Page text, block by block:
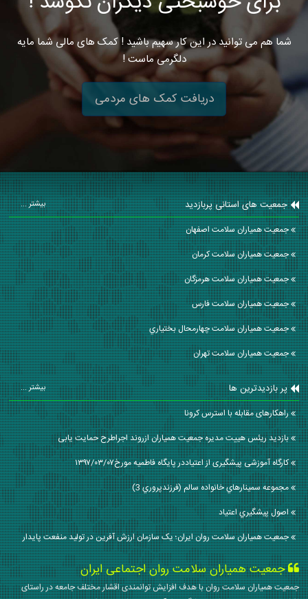
شما هم می توانید در این کار سهیم باشید ! کمک های مالی شما مایه
دلگرمی ماست !
دریافت کمک های مردمی
جمعیت های استانی پربازدید بیشتر ...
جمعیت همیاران سلامت اصفهان
جمعیت همیاران سلامت كرمان
جمعیت همیاران سلامت هرمزگان
جمعیت همیاران سلامت فارس
جمعیت همیاران سلامت چهارمحال بختياري
جمعیت همیاران سلامت تهران
پر بازدیدترین ها بیشتر ...
راهکارهای مقابله با استرس کرونا
بازدید ریئس هییت مدیره جمعیت همیاران ازروند اجراطرح حمایت یابی
کارگاه آموزشی پیشگیری از اعتیاددر پایگاه فاطمیه مورخ۱۳۹۷/۰۳/۰۷
مجموعه سمينارهاي خانواده سالم (فرزندپروري 3)
اصول پيشگيري اعتياد
جمعیت همیاران سلامت روان ایران؛ یک سازمان ارزش آفرین در تولید منفعت پایدار
جمعیت همیاران سلامت روان اجتماعی ایران
جمعیت همیاران سلامت روان با هدف افزایش توانمندی اقشار مختلف جامعه در راستای